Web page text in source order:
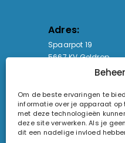
Om de beste ervaringen te
informatie over je apparaat
met deze technologieën
deze site verwerken. Als je
dit een nadelige invloed
Adres:
Spaarpot 19
5667 KV Geldrop
KvK-nummer:
Btw-nummer: